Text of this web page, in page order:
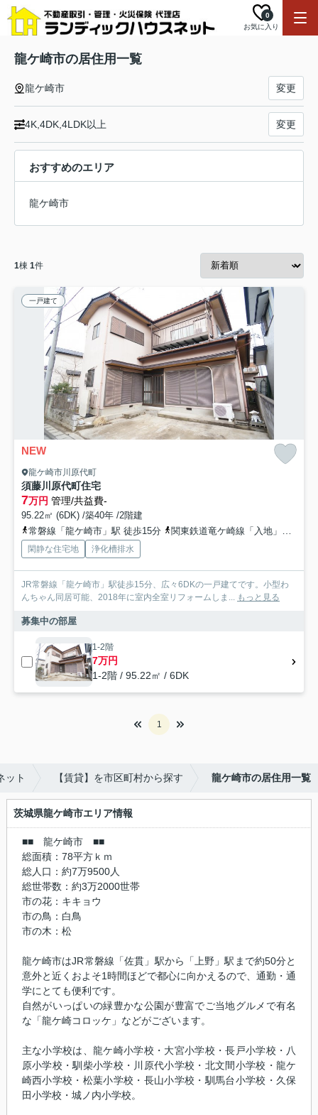
お気に入り
0
龍ケ崎市の居住用一覧
龍ケ崎市 変更
4K,4DK,4LDK以上 変更
おすすめのエリア
龍ケ崎市
1棟 1件
一戸建て
NEW
龍ケ崎市川原代町
須藤川原代町住宅
7万円 管理/共益費-
95.22㎡ (6DK) /築40年 /2階建
常磐線「龍ケ崎市」駅 徒歩15分
関東鉄道竜ケ崎線「入地」駅 徒歩23分
閑静な住宅地 浄化槽排水
JR常磐線「龍ケ崎市」駅徒歩15分、広々6DKの一戸建てです。小型わ
んちゃん同居可能、2018年に室内全室リフォームしま... もっと見る
募集中の部屋
1-2階
7万円
1-2階 / 95.22㎡ / 6DK
1
ット 【賃貸】を市区町村から探す 龍ケ崎市の居住用一覧
茨城県龍ケ崎市エリア情報
■■ 龍ケ崎市 ■■
総面積：78平方ｋｍ
総人口：約7万9500人
総世帯数：約3万2000世帯
市の花：キキョウ
市の鳥：白鳥
市の木：松
龍ケ崎市はJR常磐線「佐貫」駅から「上野」駅まで約50分と
意外と近くおよそ1時間ほどで都心に向かえるので、通勤・通
学にとても便利です。
自然がいっぱいの緑豊かな公園が豊富でご当地グルメで有名
な「龍ケ崎コロッケ」などがございます。
主な小学校は、龍ケ崎小学校・大宮小学校・長戸小学校・八
原小学校・馴柴小学校・川原代小学校・北文間小学校・龍ケ
崎西小学校・松葉小学校・長山小学校・馴馬台小学校・久保
田小学校・城ノ内小学校。